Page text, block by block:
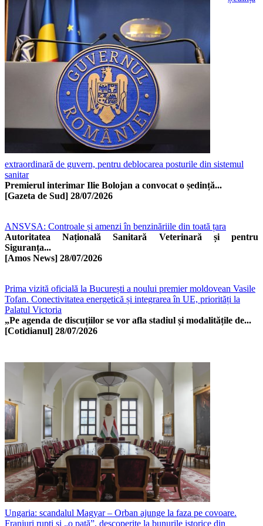
extraordinară de guvern, pentru deblocarea posturile din sistemul
sanitar
Premierul interimar Ilie Bolojan a convocat o ședință...
[Gazeta de Sud] 28/07/2026
ANSVSA: Controale și amenzi în benzinăriile din toată țara
Autoritatea Națională Sanitară Veterinară și pentru
Siguranța...
[Amos News] 28/07/2026
Prima vizită oficială la București a noului premier moldovean Vasile
Tofan. Conectivitatea energetică și integrarea în UE, priorități la
Palatul Victoria
„Pe agenda de discuțiilor se vor afla stadiul și modalitățile de...
[Cotidianul] 28/07/2026
Ungaria: scandalul Magyar – Orban ajunge la faza pe covoare.
Franjuri rupti și „o pată”, descoperite la bunurile istorice din